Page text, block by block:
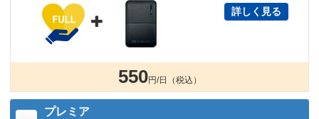

詳しく見る
550円/日（税込）
プレミア